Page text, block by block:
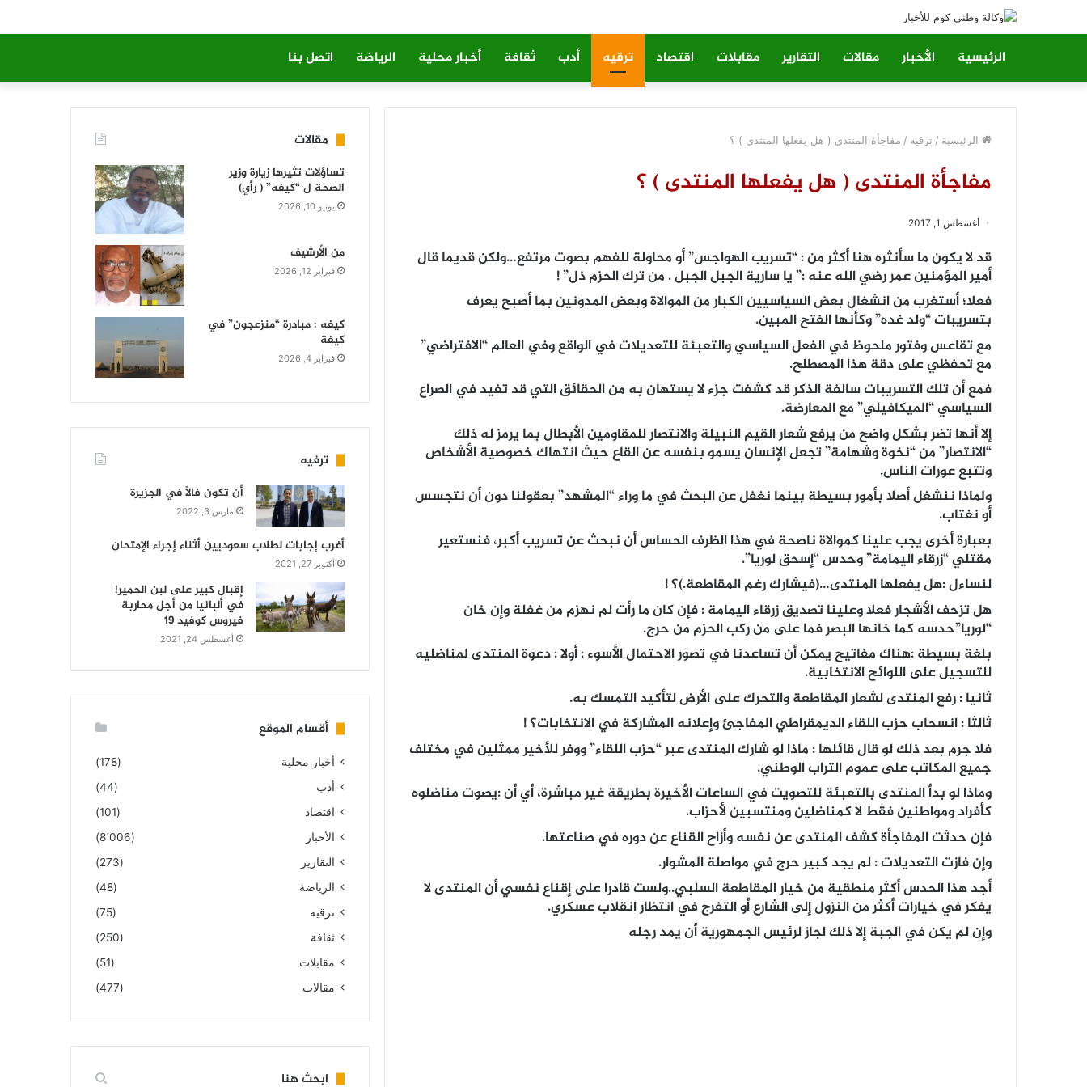
الرئيسية الأخبار مقالات التقارير مقابلات اقتصاد ترقيه أدب ثقافة أخبار محلية الرياضة اتصل بنا
الرئيسية / ترقيه / مفاجأة المنتدى ( هل يفعلها المنتدى ) ؟
مفاجأة المنتدى ( هل يفعلها المنتدى ) ؟
أغسطس 1, 2017
قد لا يكون ما سأنثره هنا أكثر من : “تسريب الهواجس” أو محاولة للفهم بصوت مرتفع…ولكن قديما قال
أمير المؤمنين عمر رضي الله عنه :” يا سارية الجبل الجبل . من ترك الحزم ذل” !
فعلا؛ أستغرب من انشغال بعض السياسيين الكبار من الموالاة وبعض المدونين بما أصبح يعرف
بتسريبات “ولد غده” وكأنها الفتح المبين.
مع تقاعس وفتور ملحوظ في الفعل السياسي والتعبئة للتعديلات في الواقع وفي العالم “الافتراضي”
مع تحفظي على دقة هذا المصطلح.
فمع أن تلك التسريبات سالفة الذكر قد كشفت جزء لا يستهان به من الحقائق التي قد تفيد في الصراع
السياسي “الميكافيلي” مع المعارضة.
إلا أنها تضر بشكل واضح من يرفع شعار القيم النبيلة والانتصار للمقاومين الأبطال بما يرمز له ذلك
“الانتصار” من “نخوة وشهامة” تجعل الإنسان يسمو بنفسه عن القاع حيث انتهاك خصوصية الأشخاص
وتتبع عورات الناس.
ولماذا ننشغل أصلا بأمور بسيطة بينما نغفل عن البحث في ما وراء “المشهد” بعقولنا دون أن نتجسس
أو نغتاب.
بعبارة أخرى يجب علينا كموالاة ناصحة في هذا الظرف الحساس أن نبحث عن تسريب أكبر، فنستعير
مقتلي “زرقاء اليمامة” وحدس “إسحق لوريا”.
لنساءل :هل يفعلها المنتدى…(فيشارك رغم المقاطعة.)؟ !
هل تزحف الأشجار فعلا وعلينا تصديق زرقاء اليمامة : فإن كان ما رأت لم نهزم من غفلة وإن خان
“لوريا”حدسه كما خانها البصر فما على من ركب الحزم من حرج.
بلغة بسيطة :هناك مفاتيح يمكن أن تساعدنا في تصور الاحتمال الأسوء : أولا : دعوة المنتدى لمناضليه
للتسجيل على اللوائح الانتخابية.
ثانيا : رفع المنتدى لشعار المقاطعة والتحرك على الأرض لتأكيد التمسك به.
ثالثا : انسحاب حزب اللقاء الديمقراطي المفاجئ وإعلانه المشاركة في الانتخابات؟ !
فلا جرم بعد ذلك لو قال قائلها : ماذا لو شارك المنتدى عبر “حزب اللقاء” ووفر للأخير ممثلين في مختلف
جميع المكاتب على عموم التراب الوطني.
وماذا لو بدأ المنتدى بالتعبئة للتصويت في الساعات الأخيرة بطريقة غير مباشرة، أي أن :يصوت مناضلوه
كأفراد ومواطنين فقط لا كمناضلين ومنتسبين لأحزاب.
فإن حدثت المفاجأة كشف المنتدى عن نفسه وأزاح القناع عن دوره في صناعتها.
وإن فازت التعديلات : لم يجد كبير حرج في مواصلة المشوار.
أجد هذا الحدس أكثر منطقية من خيار المقاطعة السلبي..ولست قادرا على إقناع نفسي أن المنتدى لا
يفكر في خيارات أكثر من النزول إلى الشارع أو التفرج في انتظار انقلاب عسكري.
وإن لم يكن في الجبة إلا ذلك لجاز لرئيس الجمهورية أن يمد رجله
مقالات
تساؤلات تثيرها زيارة وزير
الصحة ل “كيفه” ( رأي)
يونيو 10, 2026
من الأرشيف
فبراير 12, 2026
كيفه : مبادرة “منزعجون” في
كيفة
فبراير 4, 2026
ترفيه
أن تكون فالاً في الجزيرة
مارس 3, 2022
أغرب إجابات لطلاب سعوديين أثناء إجراء الإمتحان
أكتوبر 27, 2021
إقبال كبير على لبن الحمير!
في ألبانيا من أجل محاربة
فيروس كوفيد 19
أغسطس 24, 2021
أقسام الموقع
أخبار محلية
(178)
أدب
(44)
اقتصاد
(101)
الأخبار
(8٬006)
التقارير
(273)
الرياضة
(48)
ترقيه
(75)
ثقافة
(250)
مقابلات
(51)
مقالات
(477)
ابحث هنا